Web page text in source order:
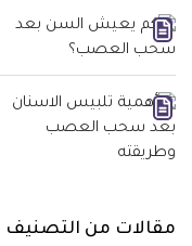
مقالات من التصنيف